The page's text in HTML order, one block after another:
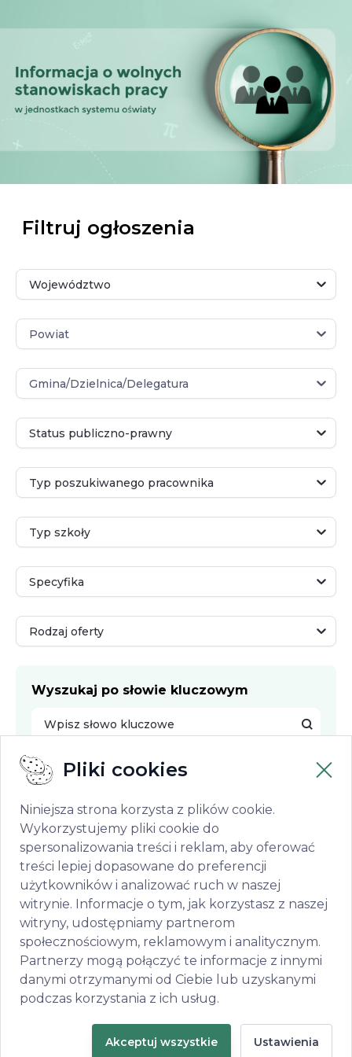
Pliki cookies
Niniejsza strona korzysta z plików cookie.
Wykorzystujemy pliki cookie do
spersonalizowania treści i reklam, aby oferować
treści lepiej dopasowane do preferencji
użytkowników i analizować ruch w naszej
witrynie. Informacje o tym, jak korzystasz z naszej
witryny, udostępniamy partnerom
społecznościowym, reklamowym i analitycznym.
Partnerzy mogą połączyć te informacje z innymi
danymi otrzymanymi od Ciebie lub uzyskanymi
podczas korzystania z ich usług.
Akceptuj wszystkie Ustawienia
Filtruj ogłoszenia
Województwo
Województwo
Powiat
Powiat
Gmina/Dzielnica/Delegatura
Gmina/Dzielnica/Delegatura
Status publiczno-prawny
Status publiczno-prawny
Typ poszukiwanego pracownika
Typ poszukiwanego pracownika
Typ szkoły
Typ szkoły
Specyfika
Specyfika
Rodzaj oferty
Rodzaj oferty
Wyszukaj po słowie kluczowym
Wpisz słowo kluczowe
Wyczyść formularz
Szukaj oferty
Wybierz województwo, a następnie
kliknij "Szukaj oferty" aby wyszukać